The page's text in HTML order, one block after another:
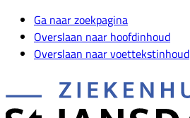
Ga naar zoekpagina
Overslaan naar hoofdinhoud
Overslaan naar voettekstinhoud